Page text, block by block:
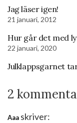
Jag läser igen!
21 januari, 2012
Hur går det med
22 januari, 2020
Julklappsgarnet
2
Aaa skriver: